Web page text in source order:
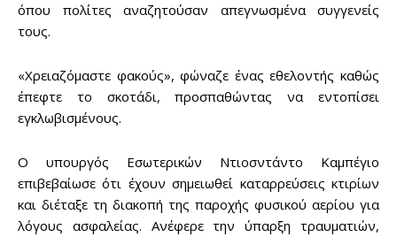
όπου πολίτες αναζητούσαν απεγνωσμένα συγγενείς
τους.
«Χρειαζόμαστε φακούς», φώναζε ένας εθελοντής καθώς
έπεφτε το σκοτάδι, προσπαθώντας να εντοπίσει
εγκλωβισμένους.
Ο υπουργός Εσωτερικών Ντιοσντάντο Καμπέγιο
επιβεβαίωσε ότι έχουν σημειωθεί καταρρεύσεις κτιρίων
και διέταξε τη διακοπή της παροχής φυσικού αερίου για
λόγους ασφαλείας. Ανέφερε την ύπαρξη τραυματιών,